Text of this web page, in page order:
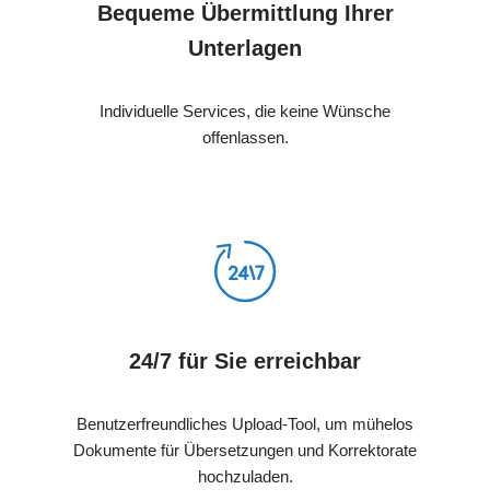
Bequeme Übermittlung Ihrer
Unterlagen
Individuelle Services, die keine Wünsche
offenlassen.
24/7 für Sie erreichbar
Benutzerfreundliches Upload-Tool, um mühelos
Dokumente für Übersetzungen und Korrektorate
hochzuladen.